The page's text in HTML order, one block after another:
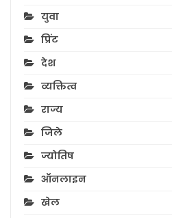
युवा
प्रिंट
देश
व्यक्तित्व
राज्य
जिले
ज्योतिष
ऑनलाइन
खेल